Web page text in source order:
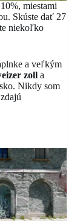
miestami
Skúste dať 27
niekoľko
a veľkým
zoll a
Nikdy som